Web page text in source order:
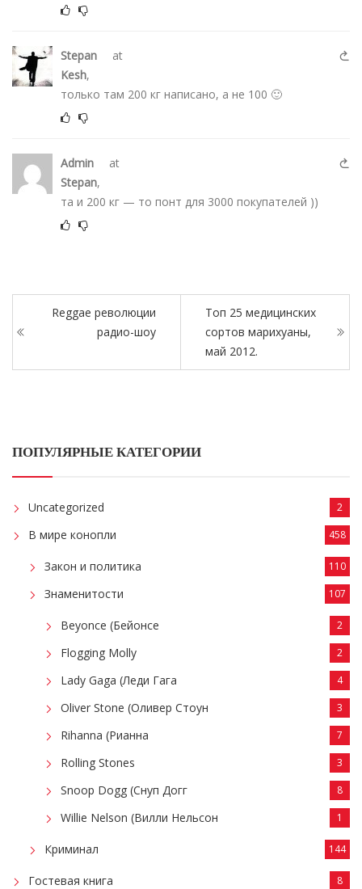
Stepan
at
Kesh,
только там 200 кг написано, а не 100 🙂
Admin
at
Stepan,
та и 200 кг — то понт для 3000 покупателей ))
Reggae революции
радио-шоу
Топ 25 медицинских
сортов марихуаны,
май 2012.
ПОПУЛЯРНЫЕ КАТЕГОРИИ
Uncategorized 2
В мире конопли 458
Закон и политика 110
Знаменитости 107
Beyonce (Бейонсе 2
Flogging Molly 2
Lady Gaga (Леди Гага 4
Oliver Stone (Оливер Стоун 3
Rihanna (Рианна 7
Rolling Stones 3
Snoop Dogg (Снуп Догг 8
Willie Nelson (Вилли Нельсон 1
Криминал 144
Гостевая книга 8